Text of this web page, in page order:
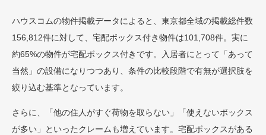
ハウスコムの物件掲載データによると、東京都全域の掲載総件数
156,812件に対して、宅配ボックス付き物件は101,708件。実に
約65%の物件が宅配ボックス付きです。入居者にとって「あって
当然」の設備になりつつあり、条件の比較段階で有無が選択肢を
絞り込む基準となっています。
さらに、「他の住人がすぐ荷物を取らない」「使えないボックス
が多い」といったクレームも増えています。宅配ボックスがある